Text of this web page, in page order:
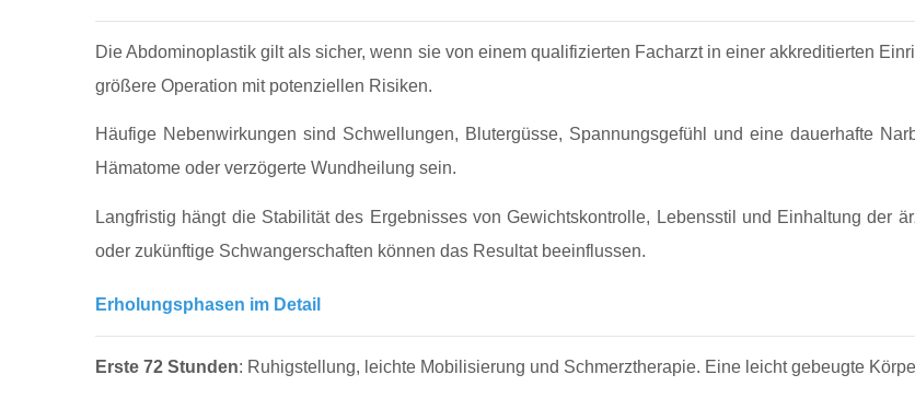
Die Abdominoplastik gilt als sicher, wenn sie von einem qualifizierten Facharzt in einer akkreditierten
größere Operation mit potenziellen Risiken.
Häufige Nebenwirkungen sind Schwellungen, Blutergüsse, Spannungsgefühl und eine dauerhafte
Hämatome oder verzögerte Wundheilung sein.
Langfristig hängt die Stabilität des Ergebnisses von Gewichtskontrolle, Lebensstil und Einhaltung der
oder zukünftige Schwangerschaften können das Resultat beeinflussen.
Erholungsphasen im Detail
Erste 72 Stunden: Ruhigstellung, leichte Mobilisierung und Schmerztherapie. Eine leicht gebeugte